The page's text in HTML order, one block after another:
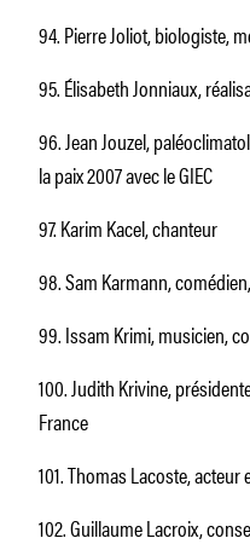
94. Pierre Joliot, biologiste,
95. Élisabeth Jonniaux,
96. Jean Jouzel,
la paix 2007 avec le GIEC
97. Karim Kacel, chanteur
98. Sam Karmann,
99. Issam Krimi, musicien,
100. Judith Krivine,
France
101. Thomas Lacoste, acteur
102. Guillaume Lacroix,